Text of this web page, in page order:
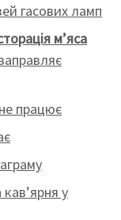
гасових ламп
м’яса
працює
у